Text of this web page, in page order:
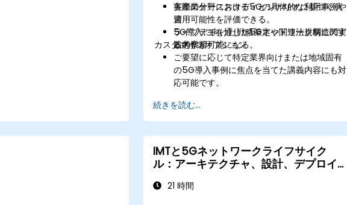
各産業分野における5Gの具体的な利用事例や
適用可能性を評価できる。
5G導入に向けた戦略策定や関連法規制に関す
る考察が可能になる。
実際のケーススタディとシナリオに基づく演
習
ライブデモを通じた5Gネットワーク構造の実
践的学習
カスタマイズオプション
ご要望に応じて特定業界向けまたは地域固有
の5G導入事例に焦点を当てた講義内容にも対
応可能です。
続きを読む...
IMTと5Gネットワークライフサイク
ル：アーキテクチャ、設計、デプロイメ
21 時間